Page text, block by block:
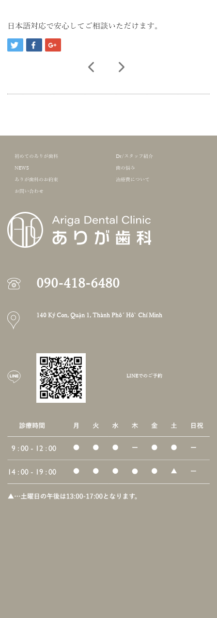
日本語対応で安心してご相談いただけます。
初めてのありが歯科 Dr/スタッフ紹介
NEWS 歯の悩み
ありが歯科のお約束 治療費について
お問い合わせ
090-418-6480
140 Ký Con, Quận 1, Thành Phố Hồ Chí Minh
LINEでのご予約